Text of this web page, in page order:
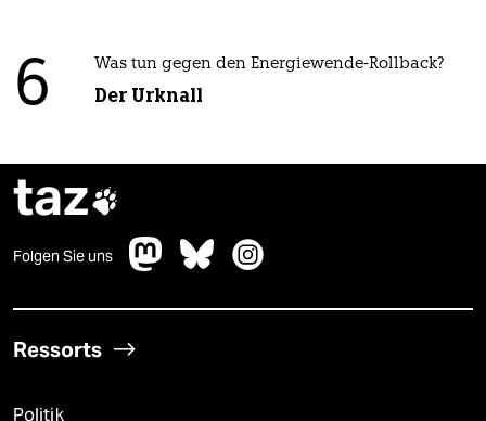
6 Was tun gegen den Energiewende-Rollback?
Der Urknall
taz
Folgen Sie uns
Ressorts
Politik